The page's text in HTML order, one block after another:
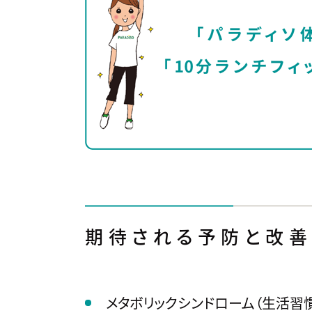
期待される予防と改
メタボリックシンドローム（生活習